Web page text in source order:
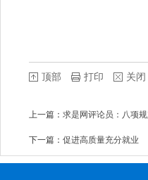
顶部 打印 关闭
上一篇： 求是网评论员：八项
下一篇： 促进高质量充分就业